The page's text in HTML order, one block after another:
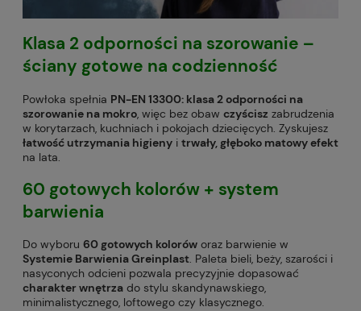
Klasa 2 odporności na szorowanie –
ściany gotowe na codzienność
Powłoka spełnia PN-EN 13300: klasa 2 odporności na
szorowanie na mokro, więc bez obaw czyścisz zabrudzenia
w korytarzach, kuchniach i pokojach dziecięcych. Zyskujesz
łatwość utrzymania higieny i trwały, głęboko matowy efekt
na lata.
60 gotowych kolorów + system
barwienia
Do wyboru 60 gotowych kolorów oraz barwienie w
Systemie Barwienia Greinplast. Paleta bieli, beży, szarości i
nasyconych odcieni pozwala precyzyjnie dopasować
charakter wnętrza do stylu skandynawskiego,
minimalistycznego, loftowego czy klasycznego.